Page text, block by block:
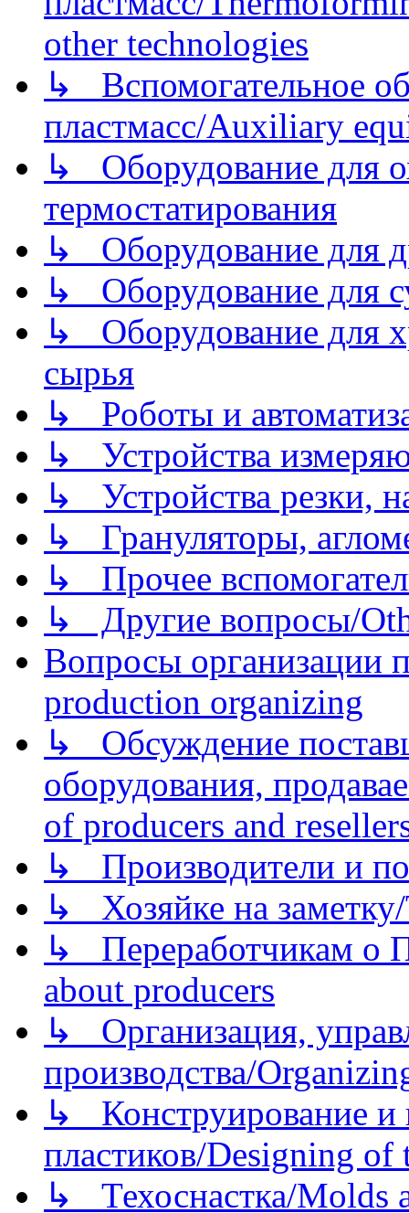
other technologies
↳ Вспомогательное
пластмасс/Auxiliary
↳ Оборудование для
термостатирования
↳ Оборудование для
↳ Оборудование для
↳ Оборудование для
сырья
↳ Роботы и
↳ Устройства
↳ Устройства резки,
↳ Грануляторы,
↳ Прочее
↳ Другие вопросы/
Вопросы организации
production organizing
↳ Обсуждение
оборудования,
of producers and
↳ Производители и
↳ Хозяйке на
↳ Переработчикам о
about producers
↳ Организация,
производства/
↳ Конструирование и
пластиков/Designing of
↳ Техоснастка/Molds